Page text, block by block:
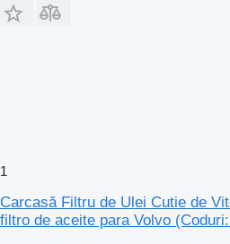
1
Carcasă Filtru de Ulei Cutie de
filtro de aceite para Volvo